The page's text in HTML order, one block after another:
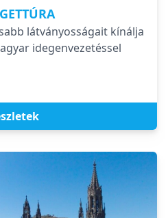
látványosságait kínálja
idegenvezetéssel